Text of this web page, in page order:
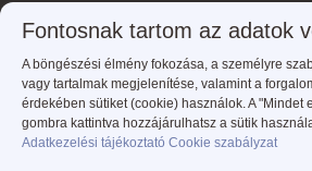
Fontosnak tartom az adatok
A böngészési élmény fokozása, a személyre
vagy tartalmak megjelenítése, valamint a
érdekében sütiket (cookie) használok. A "Mindet
gombra kattintva hozzájárulhatsz a sütik
Adatkezelési tájékoztató Cookie szabályzat
Ön jelenleg itt van: ÉLed A NŐ - Éld meg a nőt!